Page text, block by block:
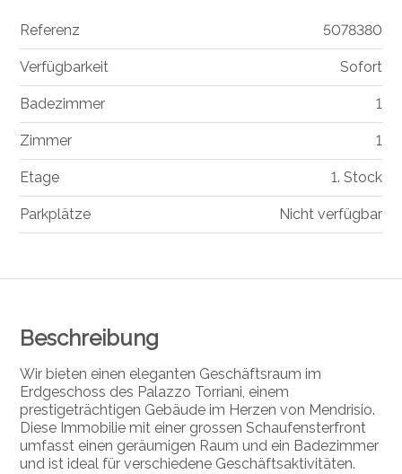
Beschreibung
Wir bieten einen eleganten Geschäftsraum im
Erdgeschoss des Palazzo Torriani, einem
prestigeträchtigen Gebäude im Herzen von Mendrisio.
Diese Immobilie mit einer grossen Schaufensterfront
umfasst einen geräumigen Raum und ein Badezimmer
und ist ideal für verschiedene Geschäftsaktivitäten.
Referenz 5078380
Verfügbarkeit Sofort
Badezimmer 1
Zimmer 1
Etage 1. Stock
Parkplätze Nicht verfügbar